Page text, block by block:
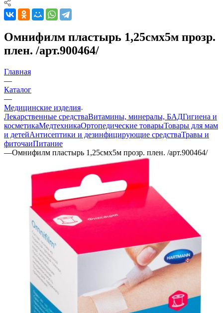
Омнифилм пластырь 1,25смх5м прозр.
плен. /арт.900464/
Главная
—
Каталог
—
Медицинские изделия
Лекарственные средстваВитамины, минералы, БАДГигиена и
косметикаМедтехникаОртопедические товарыТовары для мам
и детейАнтисептики и дезинфицирующие средстваТравы и
фиточаиПитание
—Омнифилм пластырь 1,25смх5м прозр. плен. /арт.900464/